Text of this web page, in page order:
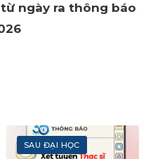
từ ngày ra thông báo
SAU ĐẠI HỌC